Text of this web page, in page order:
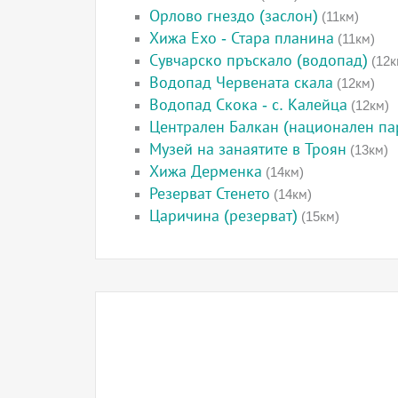
Орлово гнездо (заслон) (11км)
Хижа Ехо - Стара планина (11км)
Сувчарско пръскало (водопад)
Водопад Червената скала (12км)
Водопад Скока - с. Калейца (12км)
Централен Балкан (национален
Музей на занаятите в Троян (13км)
Хижа Дерменка (14км)
Резерват Стенето (14км)
Царичина (резерват) (15км)